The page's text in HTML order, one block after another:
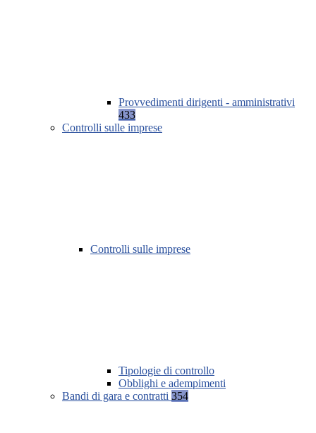
Provvedimenti dirigenti - amministrativi
433
Controlli sulle imprese
Controlli sulle imprese
Tipologie di controllo
Obblighi e adempimenti
Bandi di gara e contratti 354